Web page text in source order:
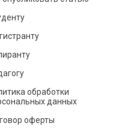
обработки
данных
оферты